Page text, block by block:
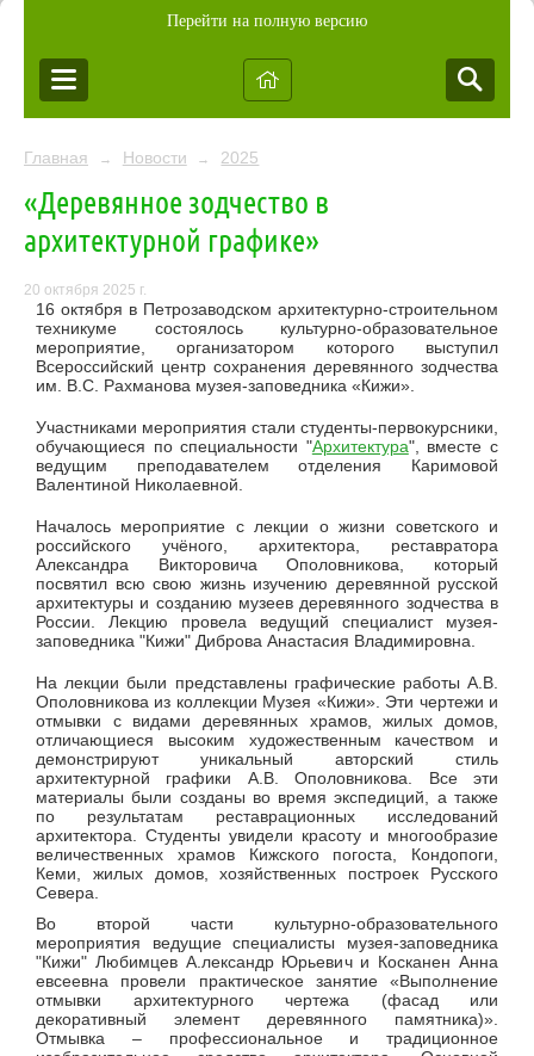
Перейти на полную версию
Главная → Новости → 2025
«Деревянное зодчество в
архитектурной графике»
20 октября 2025 г.
16 октября в Петрозаводском архитектурно-строительном
техникуме состоялось культурно-образовательное
мероприятие, организатором которого выступил
Всероссийский центр сохранения деревянного зодчества
им. В.С. Рахманова музея-заповедника «Кижи».
Участниками мероприятия стали студенты-первокурсники,
обучающиеся по специальности "Архитектура", вместе с
ведущим преподавателем отделения Каримовой
Валентиной Николаевной.
Началось мероприятие с лекции о жизни советского и
российского учёного, архитектора, реставратора
Александра Викторовича Ополовникова, который
посвятил всю свою жизнь изучению деревянной русской
архитектуры и созданию музеев деревянного зодчества в
России. Лекцию провела ведущий специалист музея-
заповедника "Кижи" Диброва Анастасия Владимировна.
На лекции были представлены графические работы А.В.
Ополовникова из коллекции Музея «Кижи». Эти чертежи и
отмывки с видами деревянных храмов, жилых домов,
отличающиеся высоким художественным качеством и
демонстрируют уникальный авторский стиль
архитектурной графики А.В. Ополовникова. Все эти
материалы были созданы во время экспедиций, а также
по результатам реставрационных исследований
архитектора. Студенты увидели красоту и многообразие
величественных храмов Кижского погоста, Кондопоги,
Кеми, жилых домов, хозяйственных построек Русского
Севера.
Во второй части культурно-образовательного
мероприятия ведущие специалисты музея-заповедника
"Кижи" Любимцев А.лександр Юрьевич и Косканен Анна
евсеевна провели практическое занятие «Выполнение
отмывки архитектурного чертежа (фасад или
декоративный элемент деревянного памятника)».
Отмывка – профессиональное и традиционное